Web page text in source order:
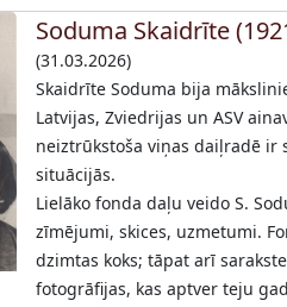
Soduma Skaidrīte
(31.03.2026)
Skaidrīte Soduma bija
Latvijas, Zviedrijas un ASV
neiztrūkstoša viņas daiļradē ir
situācijās.
Lielāko fonda daļu veido S.
zīmējumi, skices, uzmetumi.
dzimtas koks; tāpat arī
fotogrāfijas, kas aptver teju